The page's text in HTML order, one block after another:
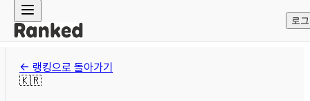
로
← 랭킹으로 돌아가기
🇰🇷